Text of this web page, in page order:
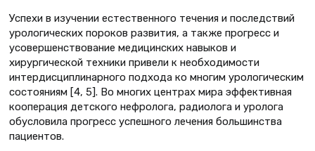
Успехи в изучении естественного течения и последствий
урологических пороков развития, а также прогресс и
усовершенствование медицинских навыков и
хирургической техники привели к необходимости
интердисциплинарного подхода ко многим урологическим
состояниям [4, 5]. Во многих центрах мира эффективная
кооперация детского нефролога, радиолога и уролога
обусловила прогресс успешного лечения большинства
пациентов.